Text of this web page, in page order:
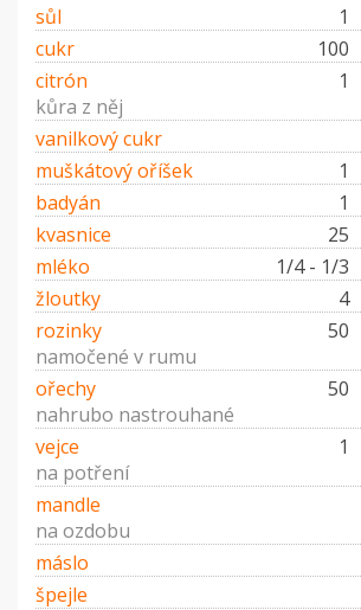
sůl
1
cukr
100
citrón
1
kůra z něj
vanilkový cukr
muškátový oříšek
1
badyán
1
kvasnice
25
mléko
1/4 - 1/3
žloutky
4
rozinky
50
namočené v rumu
ořechy
50
nahrubo nastrouhané
vejce
1
na potření
mandle
na ozdobu
máslo
špejle